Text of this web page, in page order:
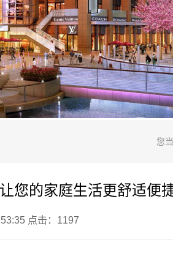
您
您的家庭生活更舒适便捷
点击：1197